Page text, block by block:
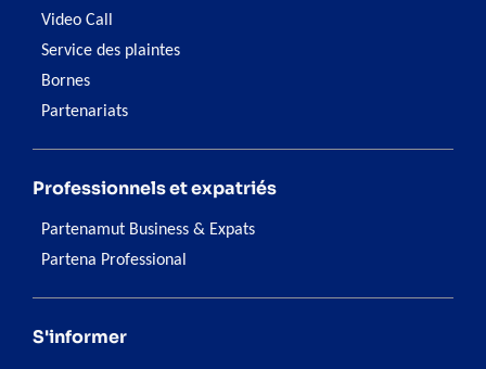
Video Call
Service des plaintes
Bornes
Partenariats
Professionnels et expatriés
Partenamut Business & Expats
Partena Professional
S'informer